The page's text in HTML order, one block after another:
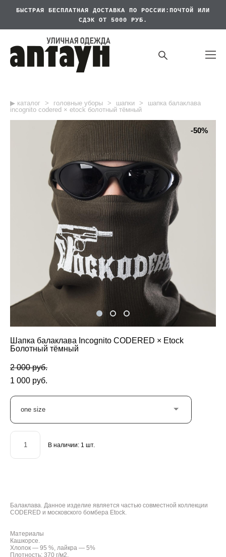
БЫСТРАЯ БЕСПЛАТНАЯ
ДОСТАВКА ПО РОССИИ:ПОЧТОЙ ИЛИ
СДЭК ОТ 5000 РУБ.
▶︎ каталог > головные уборы > шапки >
шапка балаклава
incognito codered × etock болотный тёмный
-50%
Шапка балаклава Incognito CODERED × Etock
Болотный тёмный
2 000 pуб.
1 000 pуб.
one size
В наличии: 1 шт.
Балаклава. Данное изделие является частью совместной коллекции
CODERED и московского бомбера Etock.
Материалы
Кашкорсе.
Хлопок — 95 %, лайкра — 5%
Плотность: 370 г/м2.